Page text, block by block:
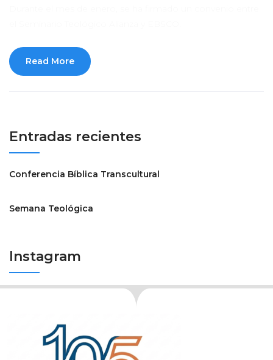
Read More
Entradas recientes
Conferencia Bíblica Transcultural
Semana Teológica
Instagram